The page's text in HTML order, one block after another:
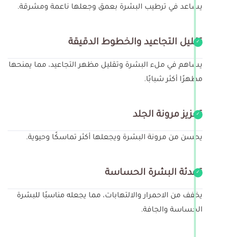
يساعد في ترطيب البشرة بعمق وجعلها ناعمة ومشرقة.
تقليل التجاعيد والخطوط الدقيقة
يساهم في ملء البشرة وتقليل مظهر التجاعيد، مما يمنحها
مظهرًا أكثر شبابًا.
تعزيز مرونة الجلد
يحسن من مرونة البشرة ويجعلها أكثر تماسكًا وحيوية.
تهدئة البشرة الحساسة
يخفف من الاحمرار والالتهابات، مما يجعله مناسبًا للبشرة
الحساسة والجافة.